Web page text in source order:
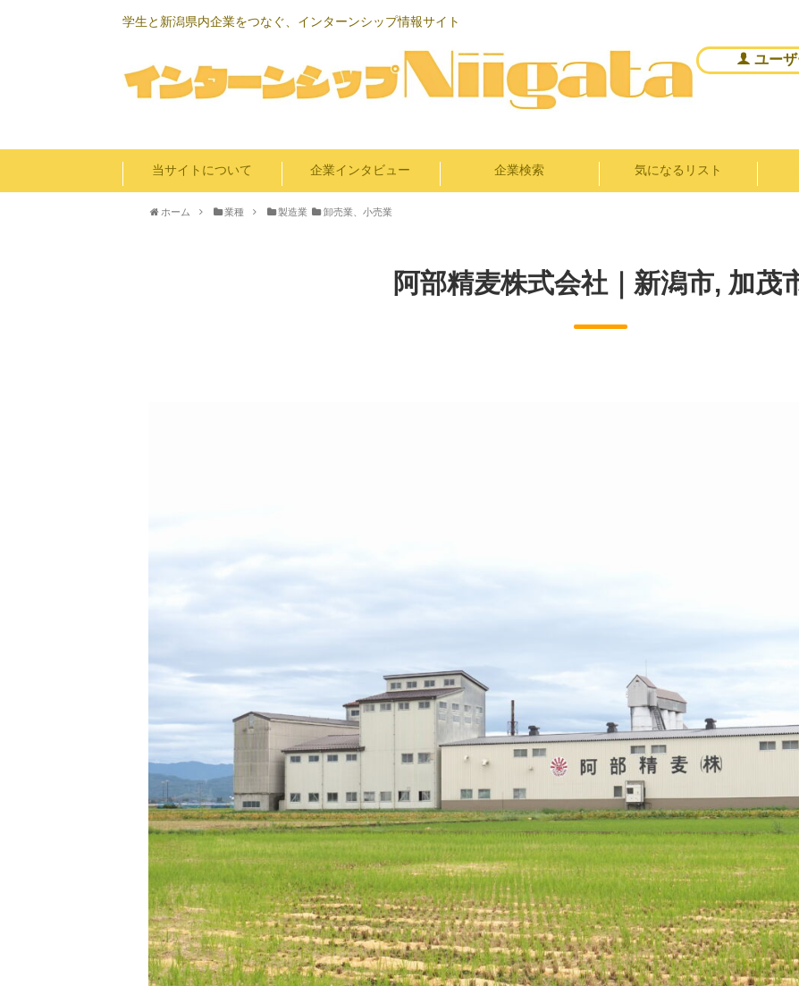
学生と新潟県内企業をつなぐ、インターンシップ情報サイト
ユー
当サイトについて 企業インタビュー 企業検索 気になるリスト
ホーム 業種 製造業 卸売業、小売業
阿部精麦株式会社｜新潟市, 加茂